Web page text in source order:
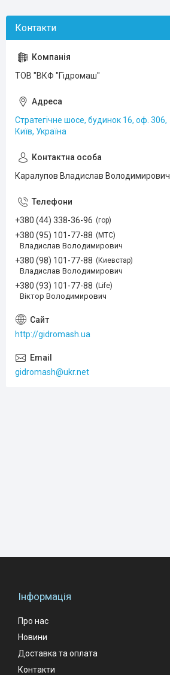
ТОВ "ВКФ "Гідромаш"
Стратегічне шосе, будинок 16, оф. 306,
Київ, Україна
Каралупов Владислав Володимирович
+380 (44) 338-36-96 гор
+380 (95) 101-77-88 МТС
Владислав Володимирович
+380 (98) 101-77-88 Киевстар
Владислав Володимирович
+380 (93) 101-77-88 Life
Віктор Володимирович
http://gidromash.ua
gidromash@ukr.net
Інформація
Про нас
Новини
Доставка та оплата
Контакти